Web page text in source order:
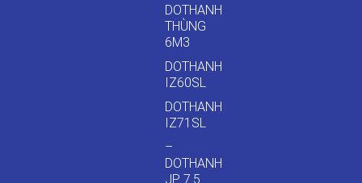
DOTHANH
THÙNG
6M3
DOTHANH
IZ60SL
DOTHANH
IZ71SL
–
DOTHANH
JP 7.5